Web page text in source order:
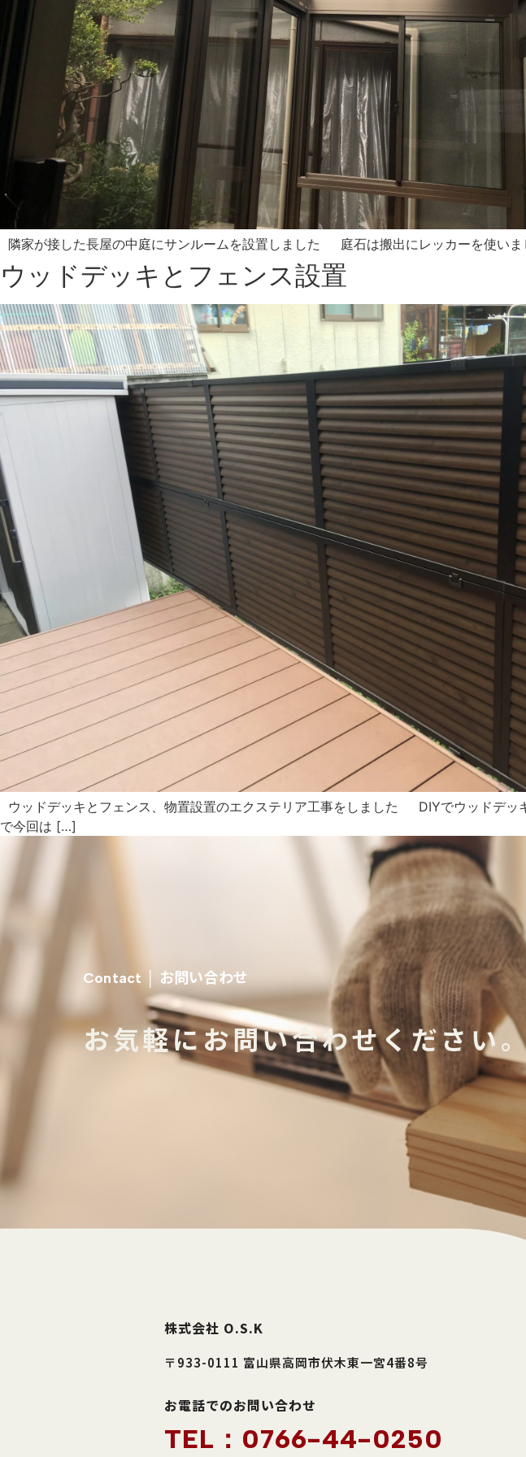
隣家が接した長屋の中庭にサンルームを設置しました 庭石は搬出にレッカーを使
ウッドデッキとフェンス設置
ウッドデッキとフェンス、物置設置のエクステリア工事をしました DIYでウッドデッ
で今回は […]
Contact │ お問い合わせ
お気軽にお問い合わせください。
株式会社 O.S.K
〒933-0111 富山県高岡市伏木東一宮4番8号
お電話でのお問い合わせ
TEL：0766-44-0250